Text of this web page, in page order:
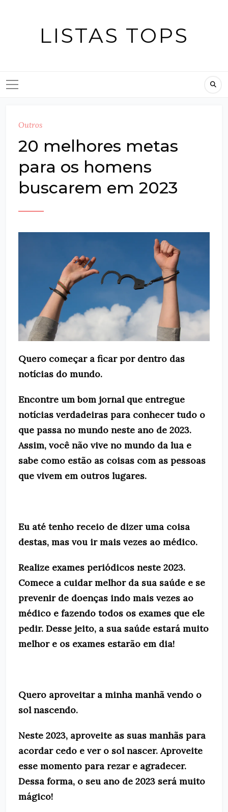
LISTAS TOPS
Outros
20 melhores metas
para os homens
buscarem em 2023
Quero começar a ficar por dentro das
notícias do mundo.
Encontre um bom jornal que entregue
notícias verdadeiras para conhecer tudo o
que passa no mundo neste ano de 2023.
Assim, você não vive no mundo da lua e
sabe como estão as coisas com as pessoas
que vivem em outros lugares.
Eu até tenho receio de dizer uma coisa
destas, mas vou ir mais vezes ao médico.
Realize exames periódicos neste 2023.
Comece a cuidar melhor da sua saúde e se
prevenir de doenças indo mais vezes ao
médico e fazendo todos os exames que ele
pedir. Desse jeito, a sua saúde estará muito
melhor e os exames estarão em dia!
Quero aproveitar a minha manhã vendo o
sol nascendo.
Neste 2023, aproveite as suas manhãs para
acordar cedo e ver o sol nascer. Aproveite
esse momento para rezar e agradecer.
Dessa forma, o seu ano de 2023 será muito
mágico!